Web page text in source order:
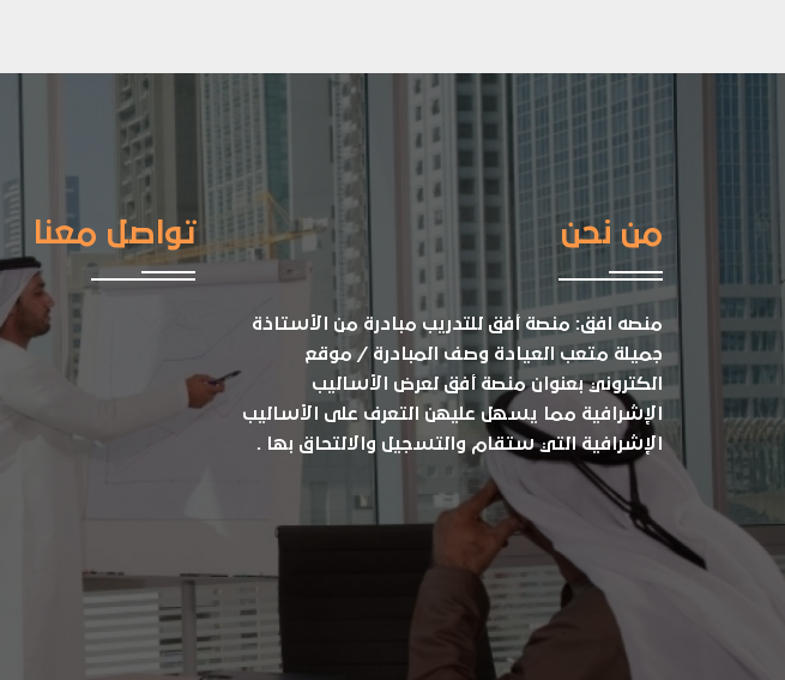
من نحن
منصه افق: منصة أفق للتدريب مبادرة من الأستاذة
جميلة متعب العيادة وصف المبادرة / موقع
الكتروني بعنوان منصة أفق لعرض الأساليب
الإشرافية مما يسهل عليهن التعرف على الأساليب
الإشرافية التي ستقام والتسجيل والالتحاق بها .
تواصل معنا